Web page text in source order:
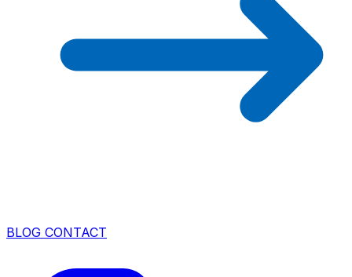
BLOG CONTACT